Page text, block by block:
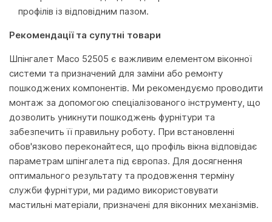
профілів із відповідним пазом.
Рекомендації та супутні товари
Шпінгалет Maco 52505 є важливим елементом віконної
системи та призначений для заміни або ремонту
пошкоджених компонентів. Ми рекомендуємо проводити
монтаж за допомогою спеціалізованого інструменту, що
дозволить уникнути пошкоджень фурнітури та
забезпечить її правильну роботу. При встановленні
обов'язково переконайтеся, що профіль вікна відповідає
параметрам шпінгалета під європаз. Для досягнення
оптимального результату та продовження терміну
служби фурнітури, ми радимо використовувати
мастильні матеріали, призначені для віконних механізмів.